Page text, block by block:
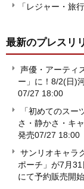
「レジャー・旅
最新のプレスリ
声優・アーティ
ー」に！8/2(日)
07/27 18:00
「初めてのス
さ・静かさ・キ
発売07/27 18:00
サンリオキャラ
ポーチ」が7月
にて予約販売開始